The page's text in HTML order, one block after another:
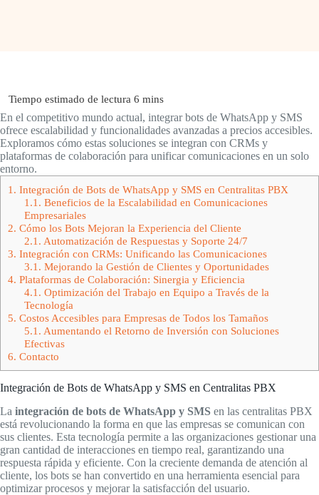
En el competitivo mundo actual, integrar bots de WhatsApp y SMS
ofrece escalabilidad y funcionalidades avanzadas a precios accesibles.
Exploramos cómo estas soluciones se integran con CRMs y
plataformas de colaboración para unificar comunicaciones en un solo
entorno.
1. Integración de Bots de WhatsApp y SMS en Centralitas PBX
1.1. Beneficios de la Escalabilidad en Comunicaciones
Empresariales
2. Cómo los Bots Mejoran la Experiencia del Cliente
2.1. Automatización de Respuestas y Soporte 24/7
3. Integración con CRMs: Unificando las Comunicaciones
3.1. Mejorando la Gestión de Clientes y Oportunidades
4. Plataformas de Colaboración: Sinergia y Eficiencia
4.1. Optimización del Trabajo en Equipo a Través de la
Tecnología
5. Costos Accesibles para Empresas de Todos los Tamaños
5.1. Aumentando el Retorno de Inversión con Soluciones
Efectivas
6. Contacto
Integración de Bots de WhatsApp y SMS en Centralitas PBX
La integración de bots de WhatsApp y SMS en las centralitas PBX
está revolucionando la forma en que las empresas se comunican con
sus clientes. Esta tecnología permite a las organizaciones gestionar una
gran cantidad de interacciones en tiempo real, garantizando una
respuesta rápida y eficiente. Con la creciente demanda de atención al
cliente, los bots se han convertido en una herramienta esencial para
optimizar procesos y mejorar la satisfacción del usuario.